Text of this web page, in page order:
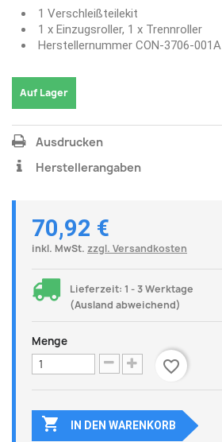
1 Verschleißteilekit
1 x Einzugsroller, 1 x Trennroller
Herstellernummer CON-3706-001A
Auf Lager
Ausdrucken
Herstellerangaben
70,92 €
inkl. MwSt. zzgl. Versandkosten
Lieferzeit: 1 - 3 Werktage
(Ausland abweichend)
Menge
favorite_border
 IN DEN WARENKORB